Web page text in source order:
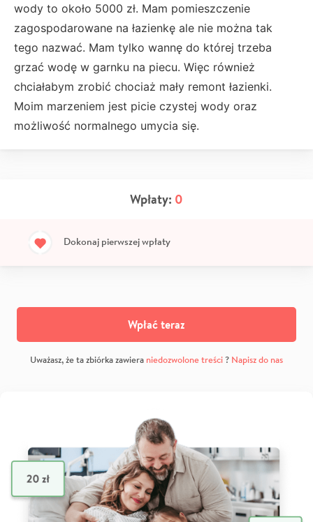
wody to około 5000 zł. Mam pomieszczenie
zagospodarowane na łazienkę ale nie można tak
tego nazwać. Mam tylko wannę do której trzeba
grzać wodę w garnku na piecu. Więc również
chciałabym zrobić chociaż mały remont łazienki.
Moim marzeniem jest picie czystej wody oraz
możliwość normalnego umycia się.
Wpłaty: 0
Dokonaj pierwszej wpłaty
Wpłać teraz
Uważasz, że ta zbiórka zawiera niedozwolone treści? Napisz do nas